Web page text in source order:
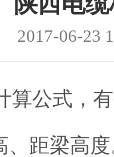
2017-06-23
算公式，
、距梁高